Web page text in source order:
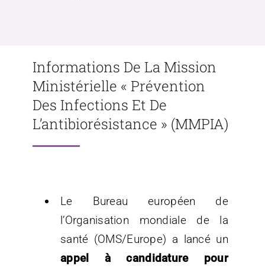
Informations De La Mission
Ministérielle « Prévention
Des Infections Et De
L’antibiorésistance » (MMPIA)
Le Bureau européen de
l’Organisation mondiale de la
santé (OMS/Europe) a lancé un
appel à candidature pour